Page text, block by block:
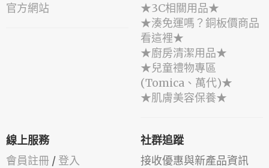
官方網站
★3C相關用品★
★湊免運嗎？銅板價商品
看這裡★
★廚房清潔用品★
★兒童禮物專區
(Tomica、萬代)★
★肌膚美容保養★
線上服務
會員註冊 / 登入
社群追蹤
接收優惠與新產品資訊